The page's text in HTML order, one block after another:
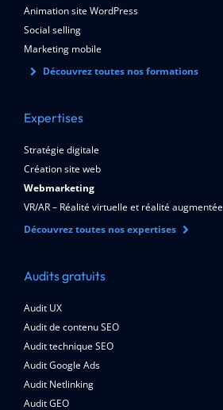
Animation site WordPress
Social selling
Marketing mobile
Découvrez toutes nos formations
Expertises
Stratégie digitale
Création site web
Webmarketing
VR/AR – Réalité virtuelle et réalité augmentée
Découvrez toutes nos expertises
Audits gratuits
Audit UX
Audit de contenu SEO
Audit technique SEO
Audit Google Ads
Audit Netlinking
Audit GEO